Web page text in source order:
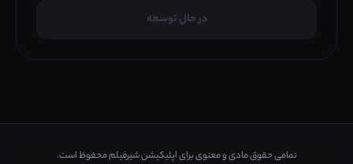
در حال توسعه
تمامی حقوق مادی و معنوی برای اپلیکیشن شیرفیلم محفوظ است.